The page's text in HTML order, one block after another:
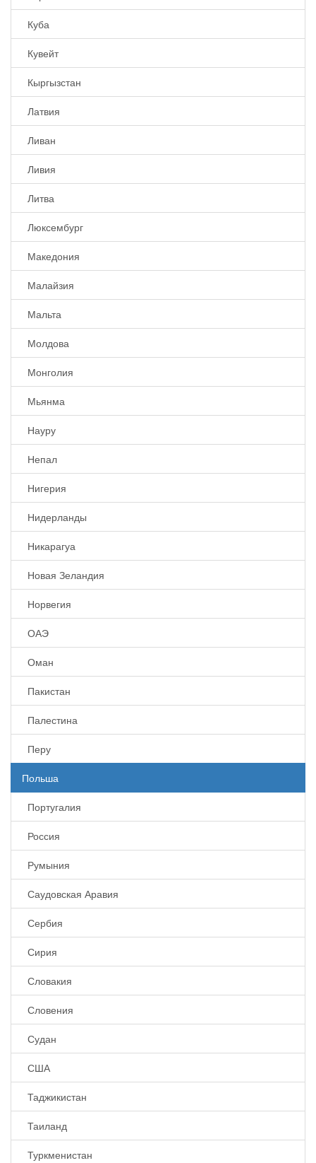
Куба
Кувейт
Кыргызстан
Латвия
Ливан
Ливия
Литва
Люксембург
Македония
Малайзия
Мальта
Молдова
Монголия
Мьянма
Науру
Непал
Нигерия
Нидерланды
Никарагуа
Новая Зеландия
Норвегия
ОАЭ
Оман
Пакистан
Палестина
Перу
Польша
Португалия
Россия
Румыния
Саудовская Аравия
Сербия
Сирия
Словакия
Словения
Судан
США
Таджикистан
Таиланд
Туркменистан